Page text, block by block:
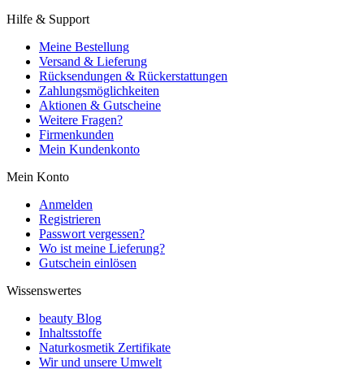
Hilfe & Support
Meine Bestellung
Versand & Lieferung
Rücksendungen & Rückerstattungen
Zahlungsmöglichkeiten
Aktionen & Gutscheine
Weitere Fragen?
Firmenkunden
Mein Kundenkonto
Mein Konto
Anmelden
Registrieren
Passwort vergessen?
Wo ist meine Lieferung?
Gutschein einlösen
Wissenswertes
beauty Blog
Inhaltsstoffe
Naturkosmetik Zertifikate
Wir und unsere Umwelt